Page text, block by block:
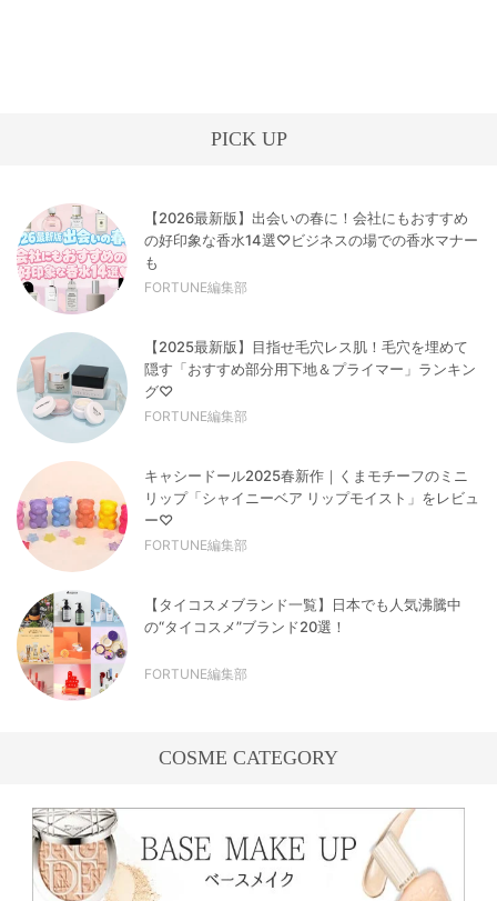
PICK UP
【2026最新版】出会いの春に！会社にもおすすめ
の好印象な香水14選♡ビジネスの場での香水マナー
も
FORTUNE編集部
【2025最新版】目指せ毛穴レス肌！毛穴を埋めて
隠す「おすすめ部分用下地＆プライマー」ランキン
グ♡
FORTUNE編集部
キャシードール2025春新作｜くまモチーフのミニ
リップ「シャイニーベア リップモイスト」をレビュ
ー♡
FORTUNE編集部
【タイコスメブランド一覧】日本でも人気沸騰中
の“タイコスメ”ブランド20選！
FORTUNE編集部
COSME CATEGORY